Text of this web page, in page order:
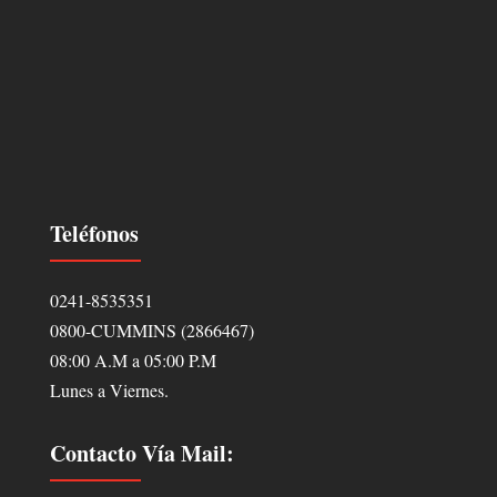
Teléfonos
0241-8535351
0800-CUMMINS (2866467)
08:00 A.M a 05:00 P.M
Lunes a Viernes.
Contacto Vía Mail: